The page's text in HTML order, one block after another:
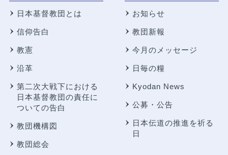
日本基督教団とは
信仰告白
教憲
沿革
第二次大戦下における
日本基督教団の責任に
ついての告白
教団機構図
教団総会
お知らせ
教団新報
今月のメッセージ
日毎の糧
Kyodan News
公募・公告
日本伝道の推進を祈る
日